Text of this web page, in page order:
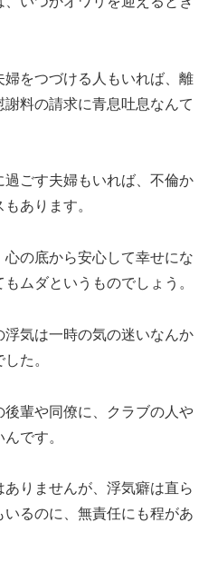
をつづける人もいれば、離
料の請求に青息吐息なんて
ごす夫婦もいれば、不倫か
あります。
の底から安心して幸せにな
ムダというものでしょう。
気は一時の気の迷いなんか
た。
輩や同僚に、クラブの人や
です。
りませんが、浮気癖は直ら
るのに、無責任にも程があ